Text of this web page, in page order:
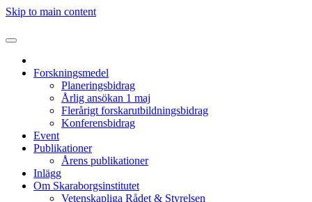
Skip to main content
Forskningsmedel
Planeringsbidrag
Årlig ansökan 1 maj
Flerårigt forskarutbildningsbidrag
Konferensbidrag
Event
Publikationer
Årens publikationer
Inlägg
Om Skaraborgsinstitutet
Vetenskapliga Rådet & Styrelsen